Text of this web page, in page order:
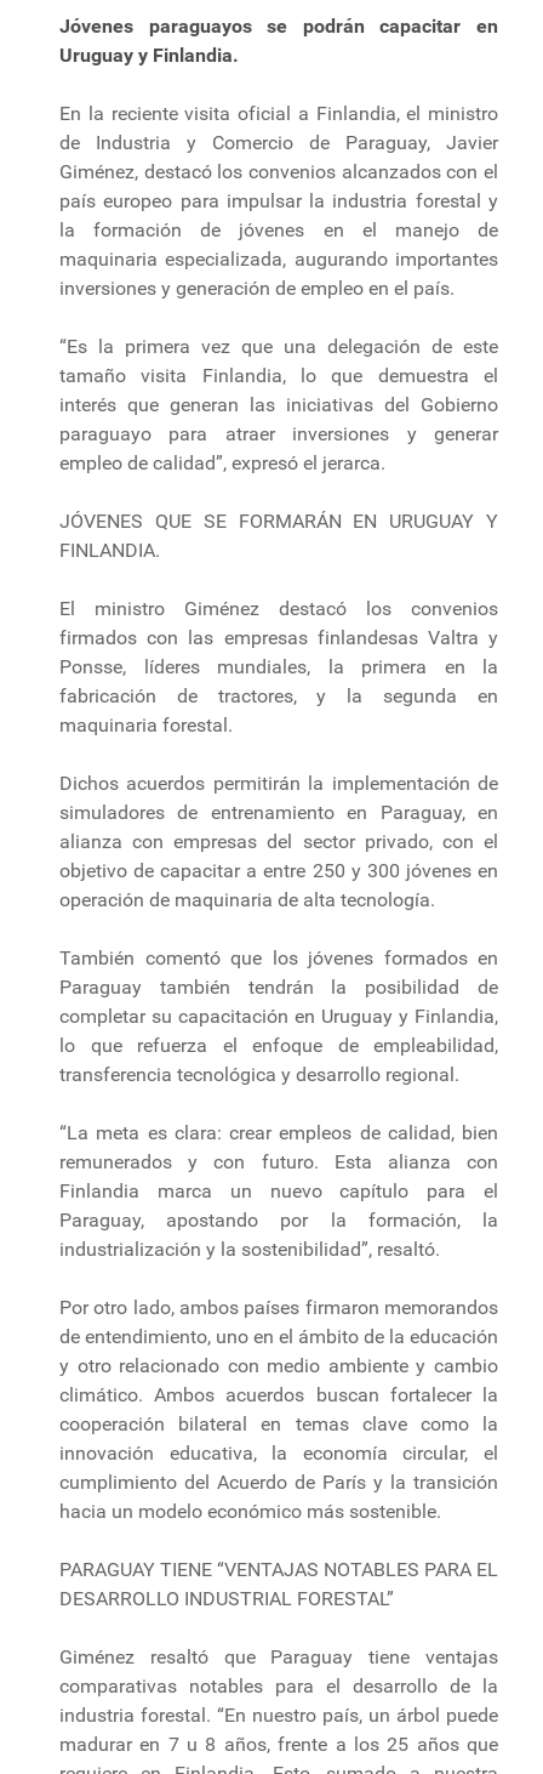
Jóvenes paraguayos se podrán capacitar en
Uruguay y Finlandia.
En la reciente visita oficial a Finlandia, el ministro
de Industria y Comercio de Paraguay, Javier
Giménez, destacó los convenios alcanzados con el
país europeo para impulsar la industria forestal y
la formación de jóvenes en el manejo de
maquinaria especializada, augurando importantes
inversiones y generación de empleo en el país.
“Es la primera vez que una delegación de este
tamaño visita Finlandia, lo que demuestra el
interés que generan las iniciativas del Gobierno
paraguayo para atraer inversiones y generar
empleo de calidad”, expresó el jerarca.
JÓVENES QUE SE FORMARÁN EN URUGUAY Y
FINLANDIA.
El ministro Giménez destacó los convenios
firmados con las empresas finlandesas Valtra y
Ponsse, líderes mundiales, la primera en la
fabricación de tractores, y la segunda en
maquinaria forestal.
Dichos acuerdos permitirán la implementación de
simuladores de entrenamiento en Paraguay, en
alianza con empresas del sector privado, con el
objetivo de capacitar a entre 250 y 300 jóvenes en
operación de maquinaria de alta tecnología.
También comentó que los jóvenes formados en
Paraguay también tendrán la posibilidad de
completar su capacitación en Uruguay y Finlandia,
lo que refuerza el enfoque de empleabilidad,
transferencia tecnológica y desarrollo regional.
“La meta es clara: crear empleos de calidad, bien
remunerados y con futuro. Esta alianza con
Finlandia marca un nuevo capítulo para el
Paraguay, apostando por la formación, la
industrialización y la sostenibilidad”, resaltó.
Por otro lado, ambos países firmaron memorandos
de entendimiento, uno en el ámbito de la educación
y otro relacionado con medio ambiente y cambio
climático. Ambos acuerdos buscan fortalecer la
cooperación bilateral en temas clave como la
innovación educativa, la economía circular, el
cumplimiento del Acuerdo de París y la transición
hacia un modelo económico más sostenible.
PARAGUAY TIENE “VENTAJAS NOTABLES PARA EL
DESARROLLO INDUSTRIAL FORESTAL”
Giménez resaltó que Paraguay tiene ventajas
comparativas notables para el desarrollo de la
industria forestal. “En nuestro país, un árbol puede
madurar en 7 u 8 años, frente a los 25 años que